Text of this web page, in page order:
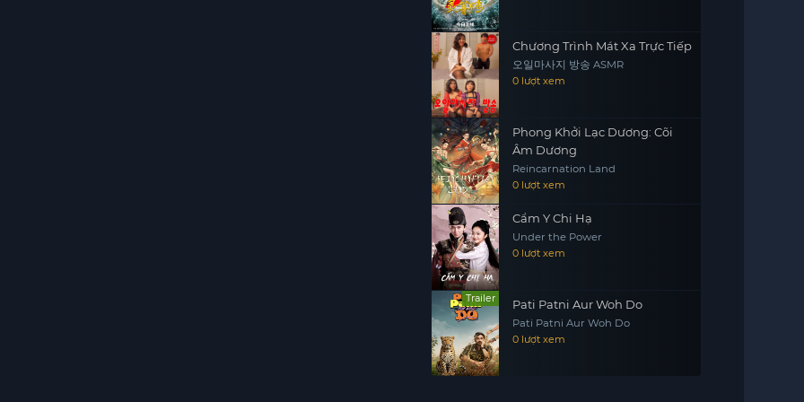
Chương Trình Mát Xa Trực Tiếp
오일마사지 방송 ASMR
0 lượt xem
Phong Khởi Lạc Dương: Cõi
Âm Dương
Reincarnation Land
0 lượt xem
Cẩm Y Chi Hạ
Under the Power
0 lượt xem
Trailer Pati Patni Aur Woh Do
Pati Patni Aur Woh Do
0 lượt xem